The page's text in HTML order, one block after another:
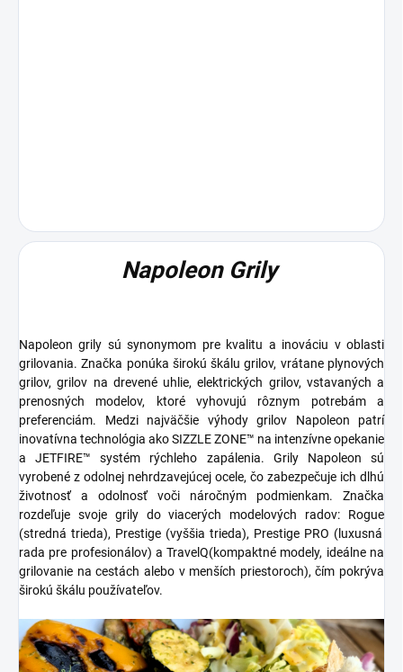
Napoleon Grily
Napoleon grily sú synonymom pre kvalitu a inováciu v oblasti
grilovania. Značka ponúka širokú škálu grilov, vrátane plynových
grilov, grilov na drevené uhlie, elektrických grilov, vstavaných a
prenosných modelov, ktoré vyhovujú rôznym potrebám a
preferenciám. Medzi najväčšie výhody grilov Napoleon patrí
inovatívna technológia akoSIZZLE ZONE™ na intenzívne opekanie
aJETFIRE™ systém rýchleho zapálenia. Grily Napoleon sú
vyrobené z odolnej nehrdzavejúcej ocele, čo zabezpečuje ich dlhú
životnosť a odolnosť voči náročným podmienkam. Značka
rozdeľuje svoje grily do viacerých modelových radov: Rogue
(stredná trieda), Prestige (vyššia trieda), Prestige PRO (luxusná
rada pre profesionálov) aTravelQ(kompaktné modely, ideálne na
grilovanie na cestách alebo v menších priestoroch), čím pokrýva
širokú škálu používateľov.